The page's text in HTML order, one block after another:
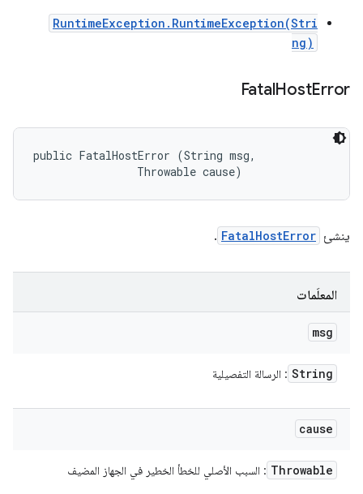
RuntimeException.RuntimeException(Stri
ng)
FatalHostError
public FatalHostError (String msg,
                Throwable cause)
ينشئ FatalHostError
.
المعلَمات
msg
String : الرسالة التفصيلية
cause
Throwable : السبب الأصلي للخطأ الخطير في الجهاز المضيف